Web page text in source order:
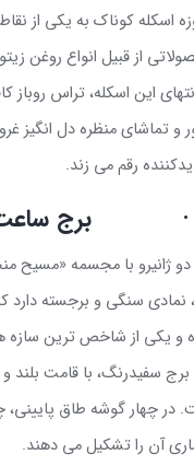
اسکله کوناک به یکی از
از قبیل انواع روغن
این اسکله، تراس روباز
و تماشای منظره دل انگیز
رقم می زند.
· برج
دو ژانیرو با مجسمه «مسیح
، نمادی سنگی و برجسته
و یکی از شاخص ترین سازه
برج سفیدرنگ، با قامت
در چهار گوشه طاق پایینی،
آن را تشکیل می دهند.